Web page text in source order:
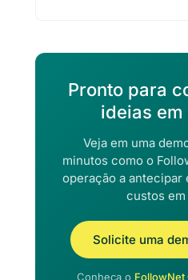
Pronto para
ideias
Veja em uma
minutos como o
operação a
custos em
Solicite uma
Conheça o FollowNet